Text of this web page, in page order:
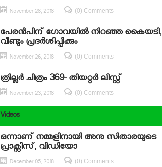
November 28, 2018 (0) Comments
പേരന്‍പിന് ഗോവയില്‍ നിറഞ്ഞ കൈയടി,
വീണ്ടും പ്രദര്‍ശിപ്പിക്കും
November 26, 2018 (0) Comments
ത്രില്ലര്‍ ചിത്രം 369- തിയറ്റര്‍ ലിസ്റ്റ്
November 23, 2018 (0) Comments
Videos
ഒന്നാണ് നമ്മളിനായി അനു സിതാരയുടെ
പ്രാക്റ്റിസ്, വിഡിയോ
December 05, 2018 (0) Comments